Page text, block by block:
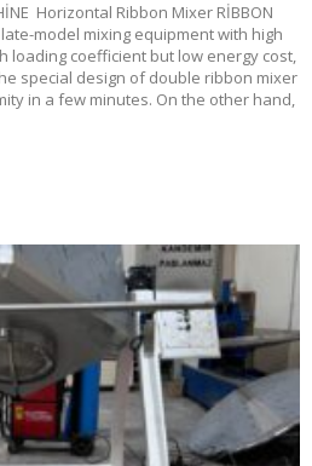
Horizontal Ribbon Mixer RİBBON
late-model mixing equipment with high
loading coefficient but low energy cost,
special design of double ribbon mixer
in a few minutes. On the other hand,